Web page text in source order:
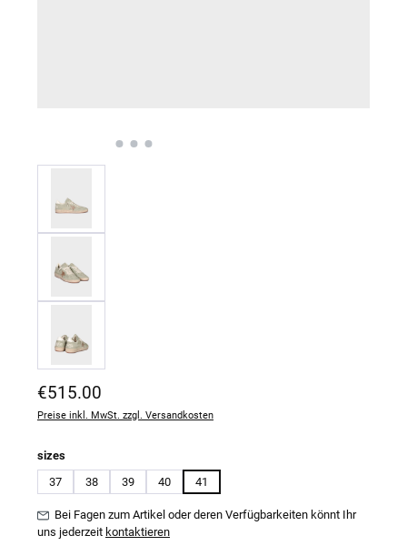
Regulärer Preis:
€515.00
Preise inkl. MwSt. zzgl. Versandkosten
sizesauswählen
37
38 39 40 41
Bei Fagen zum Artikel oder deren Verfügbarkeiten könnt Ihr
uns jederzeit kontaktieren